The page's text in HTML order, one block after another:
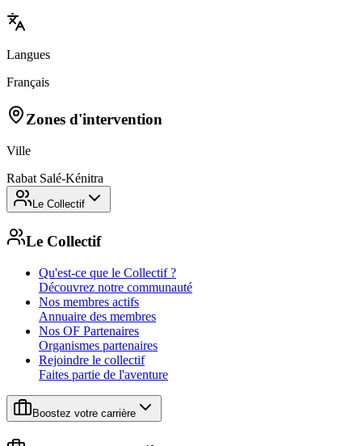
Langues
Français
Zones d'intervention
Ville
Rabat Salé-Kénitra
Le Collectif
Le Collectif
Qu'est-ce que le Collectif ?
Découvrez notre communauté
Nos membres actifs
Annuaire des membres
Nos OF Partenaires
Organismes partenaires
Rejoindre le collectif
Faites partie de l'aventure
Boostez votre carrière